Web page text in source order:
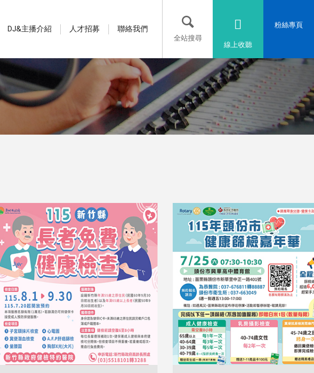
粉絲專頁
線上收聽
全站搜尋
DJ&主播介紹 人才招募 聯絡我們